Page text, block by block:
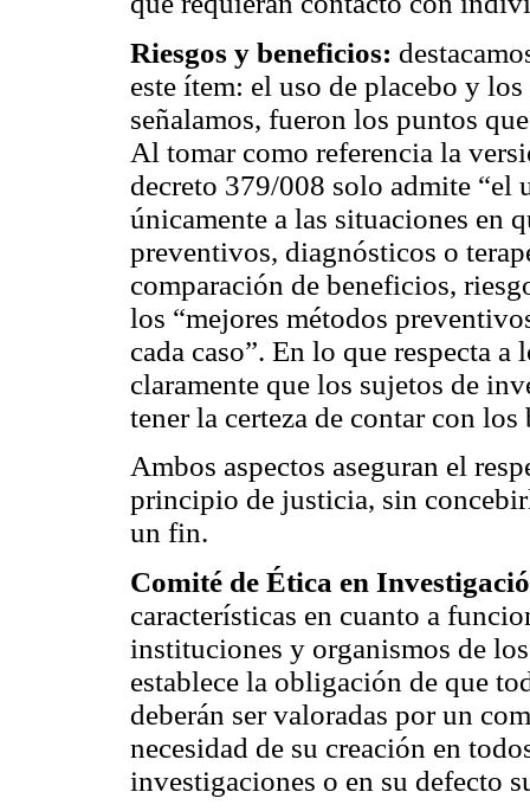
Riesgos y beneficios:
este ítem: el uso de placebo y
señalamos, fueron los puntos
Al tomar como referencia la
decreto 379/008 solo admite “el
únicamente a las situaciones en
preventivos, diagnósticos o
comparación de beneficios,
los “mejores métodos
cada caso”. En lo que respecta
claramente que los sujetos de
tener la certeza de contar con
Ambos aspectos aseguran el
principio de justicia, sin
un fin.
Comité de Ética en
características en cuanto a
instituciones y organismos de
establece la obligación de que
deberán ser valoradas por un
necesidad de su creación en
investigaciones o en su defecto